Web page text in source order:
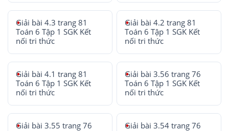
Giải bài 4.3 trang 81
Toán 6 Tập 1 SGK Kết
nối tri thức
Giải bài 4.2 trang 81
Toán 6 Tập 1 SGK Kết
nối tri thức
Giải bài 4.1 trang 81
Toán 6 Tập 1 SGK Kết
nối tri thức
Giải bài 3.56 trang 76
Toán 6 Tập 1 SGK Kết
nối tri thức
Giải bài 3.55 trang 76
Giải bài 3.54 trang 76